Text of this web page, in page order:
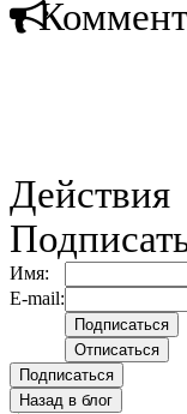
Действия
Имя:
E-mail:
Подписаться
Назад в блог